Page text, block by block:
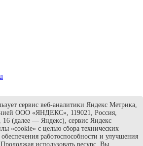
без перерыва
перерыв с 12.00 до 13.00
сервис веб-аналитики Яндекс Метрика,
ООО «ЯНДЕКС», 119021, Россия,
(далее — Яндекс), сервис Яндекс
«cookie» с целью сбора технических
работоспособности и улучшения
использовать ресурс, Вы